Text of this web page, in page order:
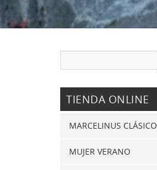
TIENDA ONLINE
MARCELINUS CLÁSICO
MUJER VERANO